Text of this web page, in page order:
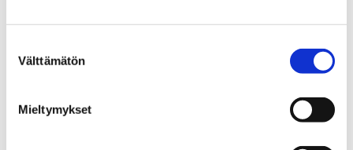
valinta
Välttämätön
Mieltymykset
26 toukokuun, 2021
Henkilöstö on perusturvan suurin voimavara, jonka
osaaminen ja jaksaminen mahdollistavat asiakkaille